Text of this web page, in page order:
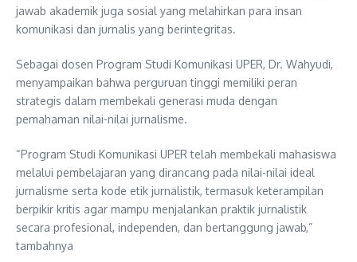
jawab akademik juga sosial yang melahirkan para insan
komunikasi dan jurnalis yang berintegritas.
Sebagai dosen Program Studi Komunikasi UPER, Dr. Wahyudi,
menyampaikan bahwa perguruan tinggi memiliki peran
strategis dalam membekali generasi muda dengan
pemahaman nilai-nilai jurnalisme.
“Program Studi Komunikasi UPER telah membekali mahasiswa
melalui pembelajaran yang dirancang pada nilai-nilai ideal
jurnalisme serta kode etik jurnalistik, termasuk keterampilan
berpikir kritis agar mampu menjalankan praktik jurnalistik
secara profesional, independen, dan bertanggung jawab,”
tambahnya